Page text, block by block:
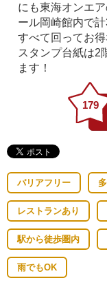
にも東海オンエ
ール岡崎館内で
すべて回ってお
スタンプ台紙は2
ます！
179
バリアフリー
レストランあり
駅から徒歩圏内
雨でもOK